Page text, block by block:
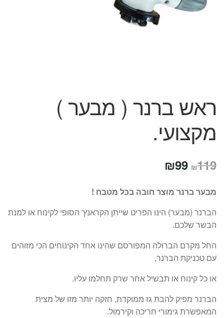
המותגים שלנו
תשלום
ראש ברנר ( מבער )
מקצועי.
₪119 המחיר
היה:
₪119.
₪99
הוא:
₪99.
מבער ברנר מוצר חובה בכל מטבח !
הברנר (מבער) הינו הפריט שייתן הקראנץ' הסופי לקינוח או למנת
הבשר שלכם.
החל מקרם הברולה המפורסם שהינו אחד הקינוחים הכי מזוהים
עם טכניקת הברנר,
או כל קינוח או תבשיל אחר שרק תחלמו עליו.
הברנר מפיק להבת גז ממוקדת, חזקה יותר מזו של מצית
המאפשרת גימורי חריכה וקירמול.